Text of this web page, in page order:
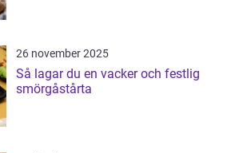
26 november 2025
Så lagar du en vacker och festlig
smörgåstårta